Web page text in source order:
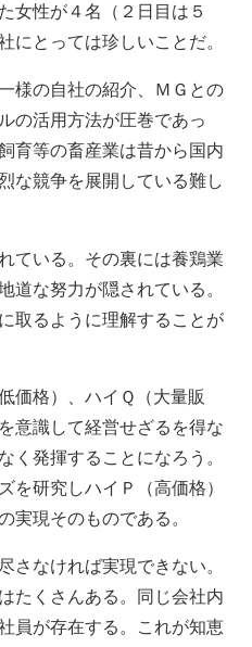
女性が４名（２日目は５
にとっては珍しいことだ。
様の自社の紹介、ＭＧとの
の活用方法が圧巻であっ
育等の畜産業は昔から国内
な競争を展開している難し
ている。その裏には養鶏業
道な努力が隠されている。
取るように理解することが
価格）、ハイＱ（大量販
意識して経営せざるを得な
く発揮することになろう。
を研究しハイＰ（高価格）
実現そのものである。
さなければ実現できない。
たくさんある。同じ会社内
員が存在する。これが知恵